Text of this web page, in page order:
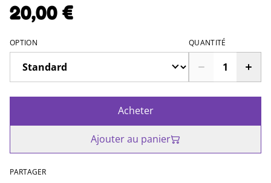
20,00 €
OPTION QUANTITÉ
Acheter
Ajouter au panier
PARTAGER